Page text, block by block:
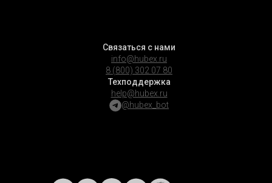
Связаться с нами
info@hubex.ru
8 (800) 302 07 80
Техподдержка
help@hubex.ru
@hubex_bot